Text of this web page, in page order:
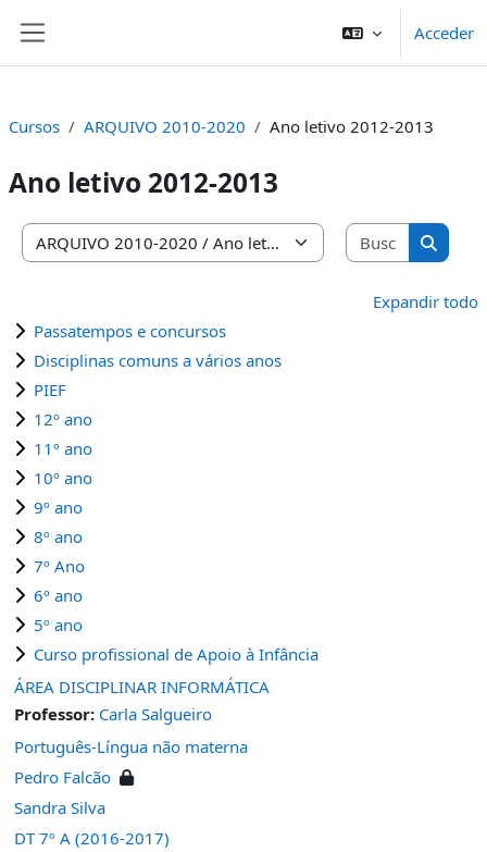
Acceder
Cursos ARQUIVO 2010-2020 Ano letivo 2012-2013
Ano letivo 2012-2013
Categorías
Buscar
Buscar
Expandir todo
Passatempos e concursos
Disciplinas comuns a vários anos
PIEF
12º ano
11º ano
10º ano
9º ano
8º ano
7º Ano
6º ano
5º ano
Curso profissional de Apoio à Infância
ÁREA DISCIPLINAR INFORMÁTICA
Professor: Carla Salgueiro
Português-Língua não materna
Pedro Falcão
Sandra Silva
DT 7º A (2016-2017)